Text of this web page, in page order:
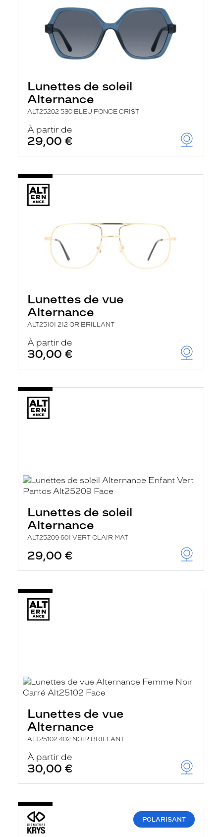
Lunettes de soleil
Alternance
ALT25202 530 BLEU FONCE CRIST
À partir de
29,00 €
Lunettes de vue
Alternance
ALT25101 212 OR BRILLANT
À partir de
30,00 €
Lunettes de soleil
Alternance
ALT25209 601 VERT CLAIR MAT
29,00 €
Lunettes de vue
Alternance
ALT25102 402 NOIR BRILLANT
À partir de
30,00 €
POLARISANT